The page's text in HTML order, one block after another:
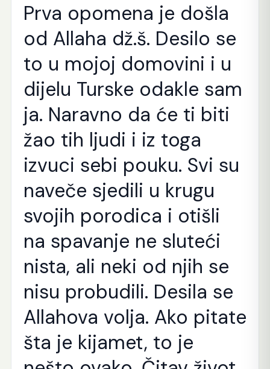
Prva opomena je došla
od Allaha dž.š. Desilo se
to u mojoj domovini i u
dijelu Turske odakle sam
ja. Naravno da će ti biti
žao tih ljudi i iz toga
izvuci sebi pouku. Svi su
naveče sjedili u krugu
svojih porodica i otišli
na spavanje ne sluteći
nista, ali neki od njih se
nisu probudili. Desila se
Allahova volja. Ako pitate
šta je kijamet, to je